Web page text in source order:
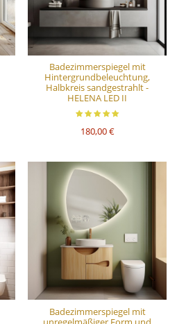
Badezimmerspiegel mit
Hintergrundbeleuchtung,
Halbkreis sandgestrahlt -
HELENA LED II
180,00 €
Badezimmerspiegel mit